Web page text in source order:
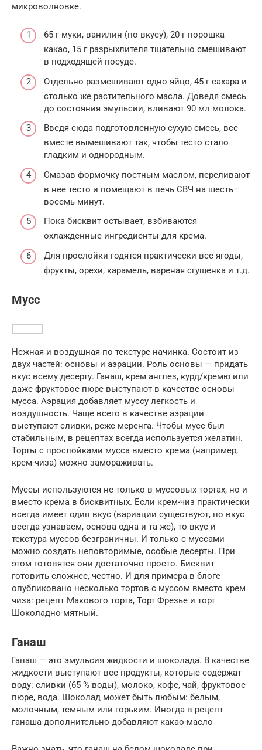
микроволновке.
65 г муки, ванилин (по вкусу), 20 г порошка
какао, 15 г разрыхлителя тщательно смешивают
в подходящей посуде.
Отдельно размешивают одно яйцо, 45 г сахара и
столько же растительного масла. Доведя смесь
до состояния эмульсии, вливают 90 мл молока.
Введя сюда подготовленную сухую смесь, все
вместе вымешивают так, чтобы тесто стало
гладким и однородным.
Смазав формочку постным маслом, переливают
в нее тесто и помещают в печь СВЧ на шесть–
восемь минут.
Пока бисквит остывает, взбиваются
охлажденные ингредиенты для крема.
Для прослойки годятся практически все ягоды,
фрукты, орехи, карамель, вареная сгущенка и т.д.
Мусс
Нежная и воздушная по текстуре начинка. Состоит из
двух частей: основы и аэрации. Роль основы — придать
вкус всему десерту. Ганаш, крем англез, курд/кремю или
даже фруктовое пюре выступают в качестве основы
мусса. Аэрация добавляет муссу легкость и
воздушность. Чаще всего в качестве аэрации
выступают сливки, реже меренга. Чтобы мусс был
стабильным, в рецептах всегда используется желатин.
Торты с прослойками мусса вместо крема (например,
крем-чиза) можно замораживать.
Муссы используются не только в муссовых тортах, но и
вместо крема в бисквитных. Если крем-чиз практически
всегда имеет один вкус (вариации существуют, но вкус
всегда узнаваем, основа одна и та же), то вкус и
текстура муссов безграничны. И только с муссами
можно создать неповторимые, особые десерты. При
этом готовятся они достаточно просто. Бисквит
готовить сложнее, честно. И для примера в блоге
опубликовано несколько тортов с муссом вместо крем
чиза: рецепт Макового торта, Торт Фрезье и торт
Шоколадно-мятный.
Ганаш
Ганаш — это эмульсия жидкости и шоколада. В качестве
жидкости выступают все продукты, которые содержат
воду: сливки (65 % воды), молоко, кофе, чай, фруктовое
пюре, вода. Шоколад может быть любым: белым,
молочным, темным или горьким. Иногда в рецепт
ганаша дополнительно добавляют какао-масло